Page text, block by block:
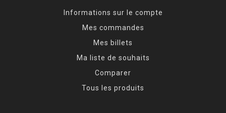
Informations sur le compte
Mes commandes
Mes billets
Ma liste de souhaits
Comparer
Tous les produits